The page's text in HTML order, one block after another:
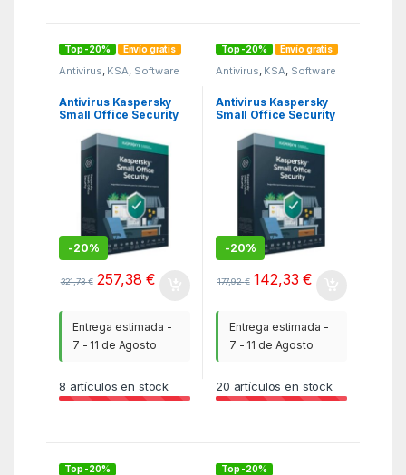
Top -20% Envío gratis
Antivirus KSA Software
Antivirus Kaspersky
Small Office Security
Servidor/ 1 Año
-20%
321,73€ 257,38€
Entrega estimada -
7 - 11 de Agosto
8 artículos en stock
Top -20% Envío gratis
Antivirus KSA Software
Antivirus Kaspersky
Small Office Security
Servidor/ 1 Año
-20%
177,92€ 142,33€
Entrega estimada -
7 - 11 de Agosto
20 artículos en stock
Top -20% Top -20%